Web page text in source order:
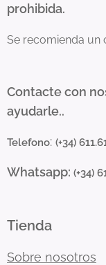
prohibida.
Se recomienda un
Contacte con
ayudarle..
Telefono: (+34)
Whatsapp: (+34)
Tienda
Sobre nosotros